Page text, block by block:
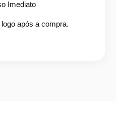
Imediato
após a compra.